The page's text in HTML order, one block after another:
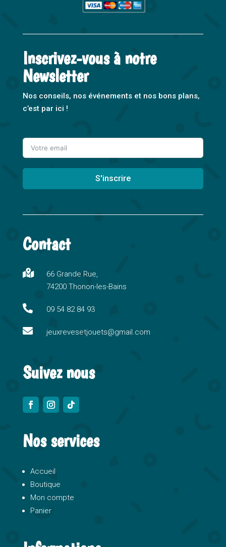
Inscrivez-vous à notre
Newsletter
Nos conseils, nos événements et nos bons plans,
c’est par ici !
S'inscrire
l
e
n
a
i
e
Contact

66 Grande Rue,
74200 Thonon-les-Bains
 09 54 82 84 93
 jeuxrevesetjouets@gmail.com
Suivez nous
Nos services
Accueil
Boutique
Mon compte
Panier